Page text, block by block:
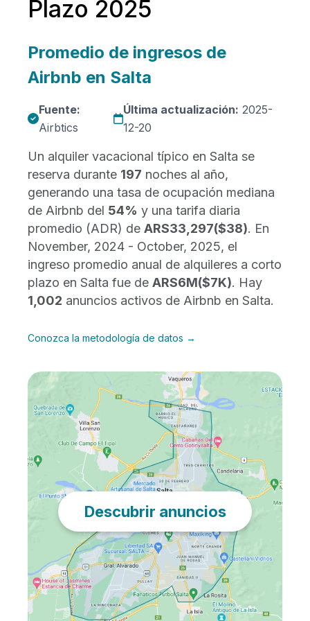
Plazo 2025
Promedio de ingresos de
Airbnb en Salta
Fuente:
Airbtics
Última actualización: 2025-
12-20
Un alquiler vacacional típico en Salta se
reserva durante 197 noches al año,
generando una tasa de ocupación mediana
de Airbnb del 54% y una tarifa diaria
promedio (ADR) de ARS33,297($38). En
November, 2024 - October, 2025, el
ingreso promedio anual de alquileres a corto
plazo en Salta fue de ARS6M($7K). Hay
1,002 anuncios activos de Airbnb en Salta.
Conozca la metodología de datos →
Descubrir anuncios